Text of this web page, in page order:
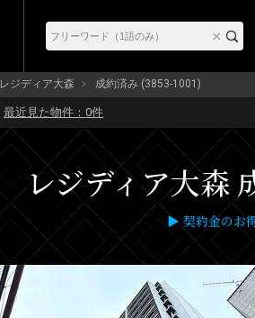
レジディア大森 成約済み (3853-1001)
最近見た物件： 0件
レジディア大森
▶ 契約金のお